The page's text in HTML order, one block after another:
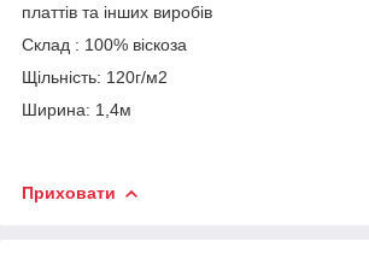
платтів та інших виробів
Склад : 100% віскоза
Щільність: 120г/м2
Ширина: 1,4м
Приховати